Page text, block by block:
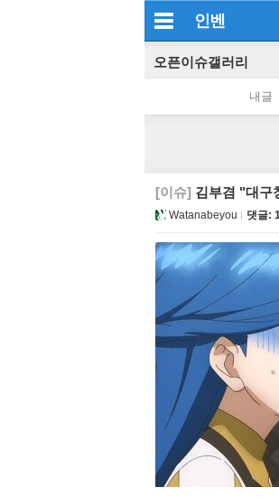
인벤
오픈이슈갤러리
내글
[이슈] 김부겸 "대구
Watanabeyou 댓글: